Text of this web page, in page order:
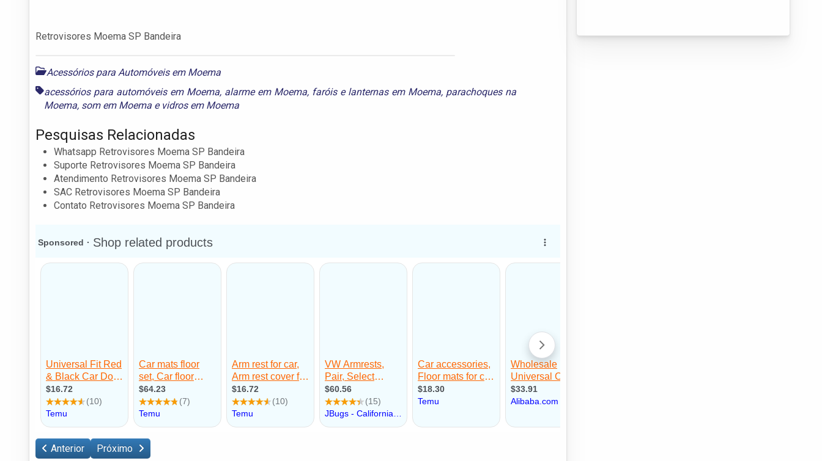
Retrovisores Moema SP Bandeira
Acessórios para Automóveis em Moema
acessórios para automóveis em Moema, alarme em Moema, faróis e lanternas em Moema, parachoques na
Moema, som em Moema e vidros em Moema
Pesquisas Relacionadas
Whatsapp Retrovisores Moema SP Bandeira
Suporte Retrovisores Moema SP Bandeira
Atendimento Retrovisores Moema SP Bandeira
SAC Retrovisores Moema SP Bandeira
Contato Retrovisores Moema SP Bandeira
Anterior Próximo